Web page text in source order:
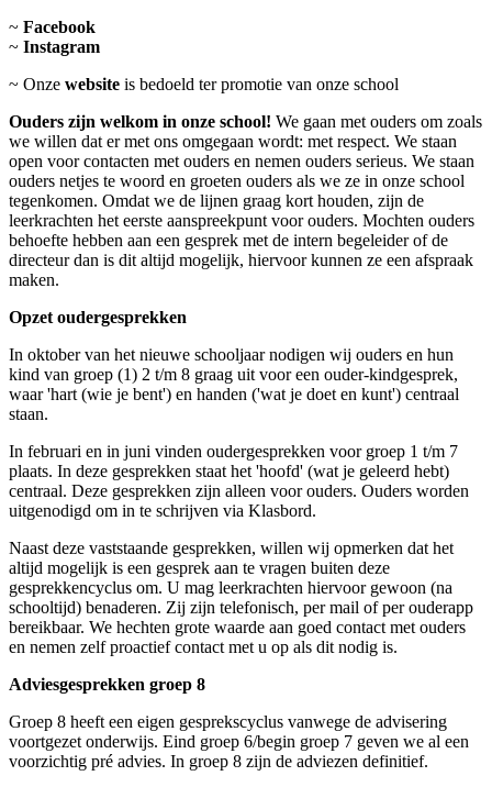
~ Facebook
~ Instagram
~ Onze website is bedoeld ter promotie van onze school
Ouders zijn welkom in onze school! We gaan met ouders om zoals
we willen dat er met ons omgegaan wordt: met respect. We staan
open voor contacten met ouders en nemen ouders serieus. We staan
ouders netjes te woord en groeten ouders als we ze in onze school
tegenkomen. Omdat we de lijnen graag kort houden, zijn de
leerkrachten het eerste aanspreekpunt voor ouders. Mochten ouders
behoefte hebben aan een gesprek met de intern begeleider of de
directeur dan is dit altijd mogelijk, hiervoor kunnen ze een afspraak
maken.
Opzet oudergesprekken
In oktober van het nieuwe schooljaar nodigen wij ouders en hun
kind van groep (1) 2 t/m 8 graag uit voor een ouder-kindgesprek,
waar 'hart (wie je bent') en handen ('wat je doet en kunt') centraal
staan.
In februari en in juni vinden oudergesprekken voor groep 1 t/m 7
plaats. In deze gesprekken staat het 'hoofd' (wat je geleerd hebt)
centraal. Deze gesprekken zijn alleen voor ouders. Ouders worden
uitgenodigd om in te schrijven via Klasbord.
Naast deze vaststaande gesprekken, willen wij opmerken dat het
altijd mogelijk is een gesprek aan te vragen buiten deze
gesprekkencyclus om. U mag leerkrachten hiervoor gewoon (na
schooltijd) benaderen. Zij zijn telefonisch, per mail of per ouderapp
bereikbaar. We hechten grote waarde aan goed contact met ouders
en nemen zelf proactief contact met u op als dit nodig is.
Adviesgesprekken groep 8
Groep 8 heeft een eigen gesprekscyclus vanwege de advisering
voortgezet onderwijs. Eind groep 6/begin groep 7 geven we al een
voorzichtig pré advies. In groep 8 zijn de adviezen definitief.